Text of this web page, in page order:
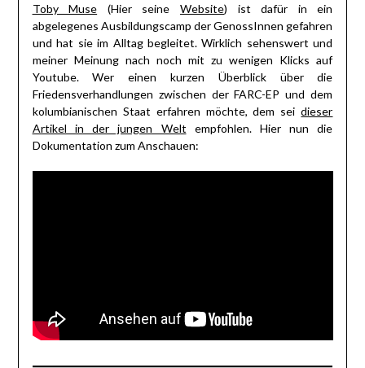
Toby Muse (Hier seineWebsite) ist dafür in ein
abgelegenes Ausbildungscamp der GenossInnen gefahren
und hat sie im Alltag begleitet. Wirklich sehenswert und
meiner Meinung nach noch mit zu wenigen Klicks auf
Youtube. Wer einen kurzen Überblick über die
Friedensverhandlungen zwischen der FARC-EP und dem
kolumbianischen Staat erfahren möchte, dem seidieser
Artikel in der jungen Welt empfohlen. Hier nun die
Dokumentation zum Anschauen: